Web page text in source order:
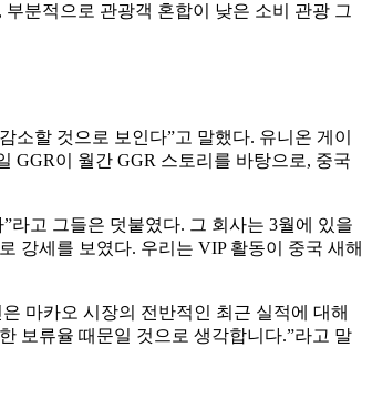
분적으로 관광객 혼합이 낮은 소비 관광 그
할 것으로 보인다”고 말했다. 유니온 게이
GGR이 월간 GGR 스토리를 바탕으로, 중국
라고 그들은 덧붙였다. 그 회사는 3월에 있을
강세를 보였다. 우리는 VIP 활동이 중국 새해
마카오 시장의 전반적인 최근 실적에 대해
보류율 때문일 것으로 생각합니다.”라고 말